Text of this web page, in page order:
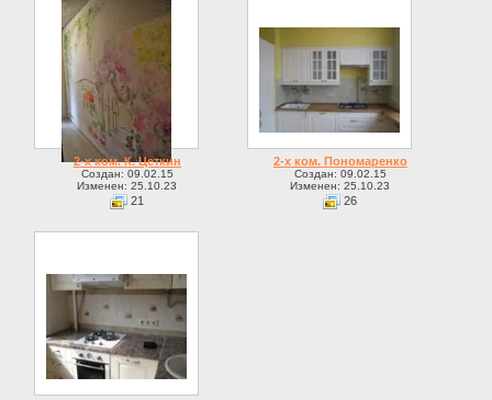
2-х ком. К. Цеткин
Создан: 09.02.15
Изменен: 25.10.23
21
2-х ком. Пономаренко
Создан: 09.02.15
Изменен: 25.10.23
26